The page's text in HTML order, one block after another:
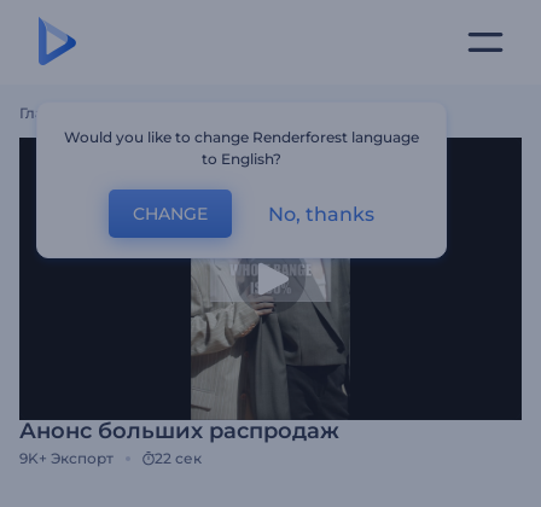
Главная
Анонс больших распродаж
9K+ Экспорт 22 сек
Would you like to change Renderforest language
to English?
CHANGE No, thanks